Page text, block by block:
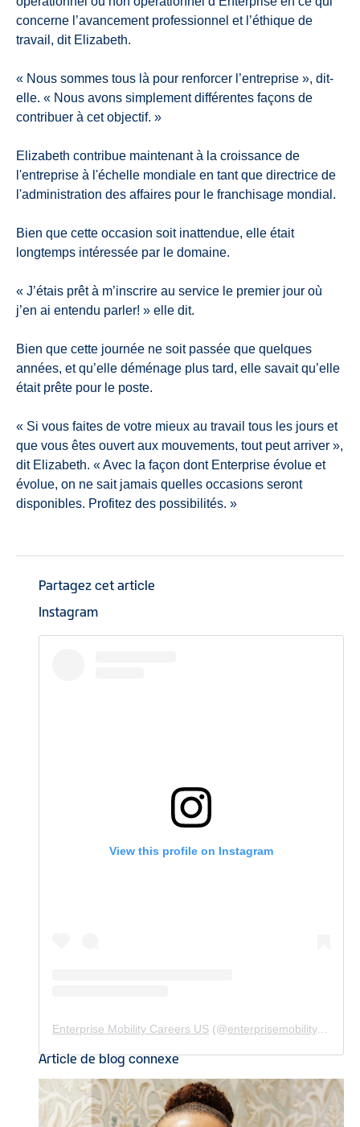
concerne l’avancement professionnel et l’éthique de
travail, dit Elizabeth.
« Nous sommes tous là pour renforcer l’entreprise », dit-
elle. « Nous avons simplement différentes façons de
contribuer à cet objectif. »
Elizabeth contribue maintenant à la croissance de
l'entreprise à l'échelle mondiale en tant que directrice de
l'administration des affaires pour le franchisage mondial.
Bien que cette occasion soit inattendue, elle était
longtemps intéressée par le domaine.
« J’étais prêt à m’inscrire au service le premier jour où
j’en ai entendu parler! » elle dit.
Bien que cette journée ne soit passée que quelques
années, et qu’elle déménage plus tard, elle savait qu’elle
était prête pour le poste.
« Si vous faites de votre mieux au travail tous les jours et
que vous êtes ouvert aux mouvements, tout peut arriver »,
dit Elizabeth. « Avec la façon dont Enterprise évolue et
évolue, on ne sait jamais quelles occasions seront
disponibles. Profitez des possibilités. »
Partagez cet article
Instagram
View this profile on Instagram
Enterprise Mobility Careers US (@enterprisemobility.careers.us
Article de blog connexe